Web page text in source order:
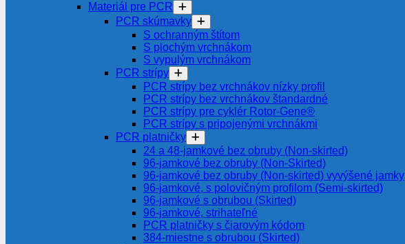
Materiál pre PCR
PCR skúmavky
S ochranným štítom
S plochým vrchnákom
S vypulým vrchnákom
PCR strípy
PCR strípy bez vrchnákov nízky profil
PCR strípy bez vrchnákov štandardné
PCR strípy pre cyklér Rotor-Gene®
PCR strípy s pripojenými vrchnákmi
PCR platničky
24 a 48-jamkové bez obruby (Non-skirted)
96-jamkové bez obruby (Non-Skirted)
96-jamkové bez obruby (Non-skirted) vyvýšené jamky
96-jamkové, s polovičným profilom (Semi-skirted)
96-jamkové s obrubou (Skirted)
96-jamkové, strihateľné
PCR platničky s čiarovým kódom
384-miestne s obrubou (Skirted)